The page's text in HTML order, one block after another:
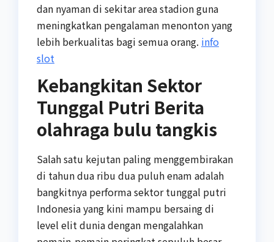
dan nyaman di sekitar area stadion guna
meningkatkan pengalaman menonton yang
lebih berkualitas bagi semua orang. info
slot
Kebangkitan Sektor
Tunggal Putri Berita
olahraga bulu tangkis
Salah satu kejutan paling menggembirakan
di tahun dua ribu dua puluh enam adalah
bangkitnya performa sektor tunggal putri
Indonesia yang kini mampu bersaing di
level elit dunia dengan mengalahkan